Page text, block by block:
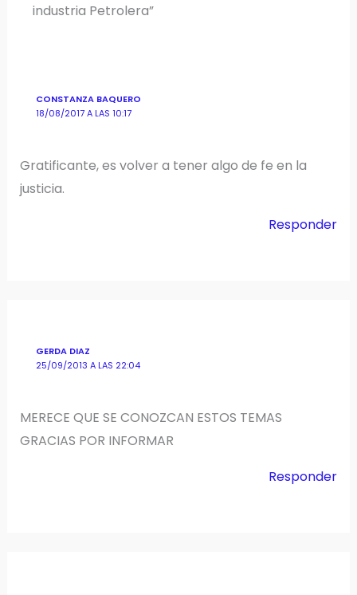
industria Petrolera”
CONSTANZA BAQUERO
18/08/2017 A LAS 10:17
Gratificante, es volver a tener algo de fe en la
justicia.
Responder
GERDA DIAZ
25/09/2013 A LAS 22:04
MERECE QUE SE CONOZCAN ESTOS TEMAS
GRACIAS POR INFORMAR
Responder